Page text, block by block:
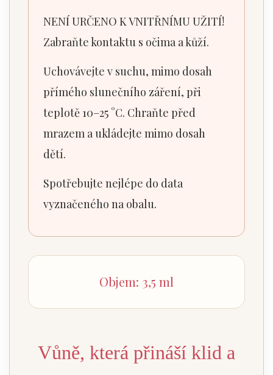
NENÍ URČENO K VNITŘNÍMU UŽITÍ!
Zabraňte kontaktu s očima a kůží.
Uchovávejte v suchu, mimo dosah
přímého slunečního záření, při
teplotě 10–25 °C. Chraňte před
mrazem a ukládejte mimo dosah
dětí.
Spotřebujte nejlépe do data
vyznačeného na obalu.
Objem: 3,5 ml
Vůně, která přináší klid a